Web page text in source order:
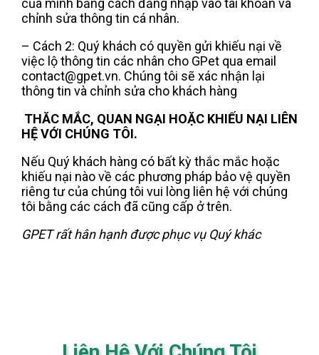
của mình bằng cách đăng nhập vào tài khoản và
chỉnh sửa thông tin cá nhân.
– Cách 2: Quý khách có quyền gửi khiếu nại về
việc lộ thông tin các nhân cho GPet qua email
contact@gpet.vn. Chúng tôi sẽ xác nhận lại
thông tin và chỉnh sửa cho khách hàng
THĂC MẮC, QUAN NGẠI HOẶC KHIẾU NẠI LIÊN
HỆ VỚI CHÚNG TÔI.
Nếu Quý khách hàng có bất kỳ thắc mắc hoặc
khiếu nại nào về các phương pháp bảo vệ quyền
riêng tư của chúng tôi vui lòng liên hệ với chúng
tôi bằng các cách đã cũng cấp ở trên.
GPET rất hân hạnh được phục vụ Quý khác